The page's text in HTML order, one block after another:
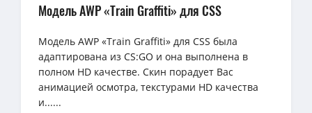
Модель AWP «Train Graffiti» для CSS
Модель AWP «Train Graffiti» для CSS была
адаптирована из CS:GO и она выполнена в
полном HD качестве. Скин порадует Вас
анимацией осмотра, текстурами HD качества
и......